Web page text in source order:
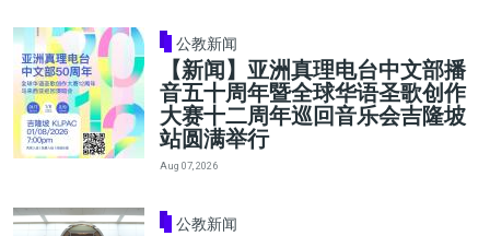
公教新闻
【新闻】亚洲真理电台中文部播
音五十周年暨全球华语圣歌创作
大赛十二周年巡回音乐会吉隆坡
站圆满举行
Aug 07, 2026
公教新闻